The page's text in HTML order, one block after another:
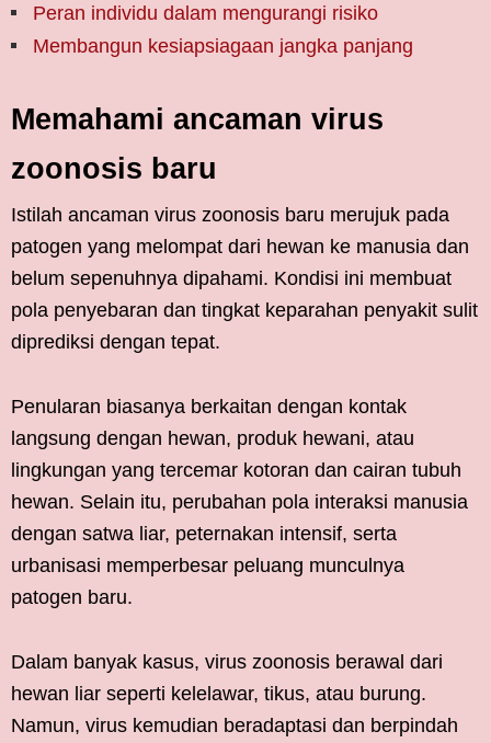
Peran individu dalam mengurangi risiko
Membangun kesiapsiagaan jangka panjang
Memahami ancaman virus
zoonosis baru
Istilah ancaman virus zoonosis baru merujuk pada
patogen yang melompat dari hewan ke manusia dan
belum sepenuhnya dipahami. Kondisi ini membuat
pola penyebaran dan tingkat keparahan penyakit sulit
diprediksi dengan tepat.
Penularan biasanya berkaitan dengan kontak
langsung dengan hewan, produk hewani, atau
lingkungan yang tercemar kotoran dan cairan tubuh
hewan. Selain itu, perubahan pola interaksi manusia
dengan satwa liar, peternakan intensif, serta
urbanisasi memperbesar peluang munculnya
patogen baru.
Dalam banyak kasus, virus zoonosis berawal dari
hewan liar seperti kelelawar, tikus, atau burung.
Namun, virus kemudian beradaptasi dan berpindah